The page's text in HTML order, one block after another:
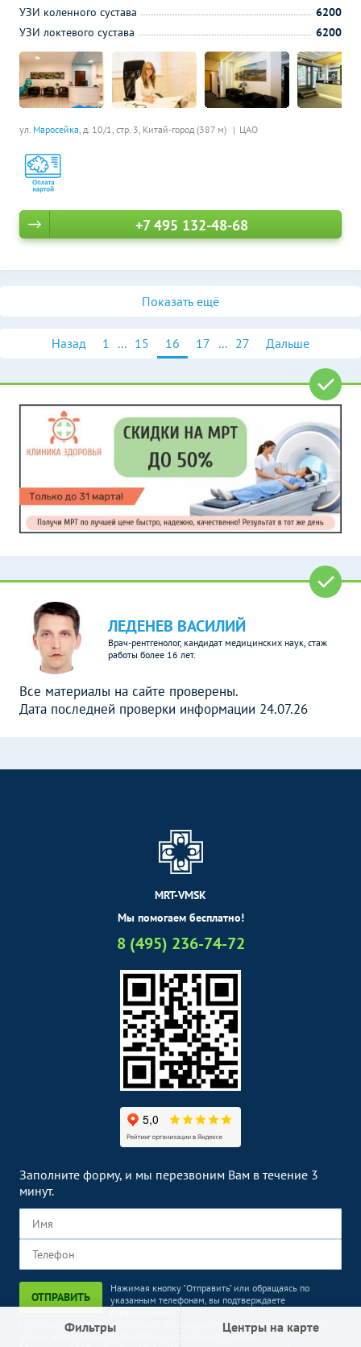
Фильтры Центры на карте
ул. Маросейка, д. 10/1, стр. 3, Китай-город (387 м) ЦАО
УЗИ коленного сустава
6200
УЗИ локтевого сустава
6200
+7 495 132-48-68
Показать ещё
Назад 1 ... 15 16 17 ... 27 Дальше
ЛЕДЕНЕВ ВАСИЛИЙ
Врач-рентгенолог, кандидат медицинских наук, стаж
работы более 16 лет.
Все материалы на сайте проверены.
Дата последней проверки информации 24.07.26
MRT-VMSK
Мы помогаем бесплатно!
8 (495) 236-74-72
Заполните форму, и мы перезвоним Вам в течение 3
минут.
ОТПРАВИТЬ
Нажимая кнопку "Отправить" или обращаясь по
указанным телефонам, вы подтверждаете
Публичной офертой,
Политикой в отношении обработки персональных
Согласием на обработку персональных данных